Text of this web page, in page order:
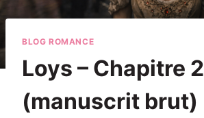
BLOG ROMANCE
Loys – Chapitre 2
(manuscrit brut)